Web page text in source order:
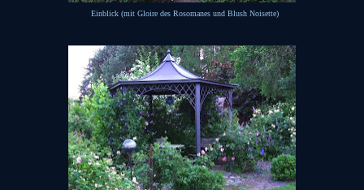
Einblick (mit Gloire des Rosomanes und Blush Noisette)